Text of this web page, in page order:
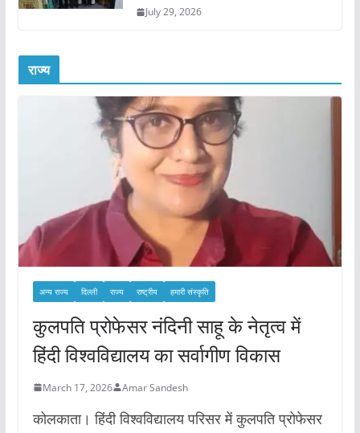
July 29, 2026
राज्य
अन्य राज्य दिल्ली राज्य राष्ट्रीय हमारी संस्कृति
कुलपति प्रोफेसर नंदिनी साहू के नेतृत्व में
हिंदी विश्वविद्यालय का सर्वागीण विकास
March 17, 2026 Amar Sandesh
कोलकाता। हिंदी विश्वविद्यालय परिसर में कुलपति प्रोफेसर